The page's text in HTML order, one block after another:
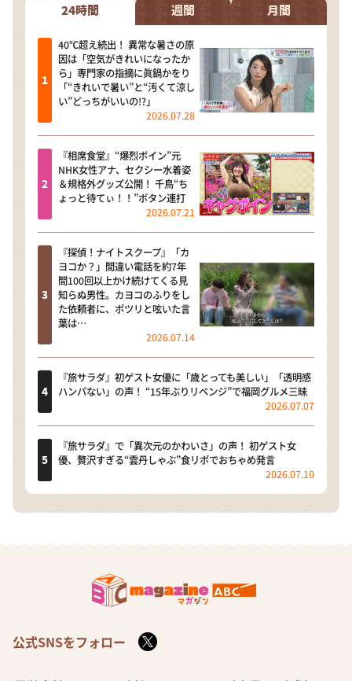
本日はダイアンなり！シーズン２
朝だ！生です旅サラダ
教えて！ニュースライブ 正義のミカタ
ＬＩＦＥ～夢のカタチ～
新婚さんいらっしゃい！
ポツンと一軒家
ザキ山小屋本館
ぺこぱのまるスポ
24時間 週間 月間
40℃超え続出！ 異常な暑さの原
因は「空気がきれいになったか
ら」専門家の指摘に眞鍋かをり
「“きれいで暑い”と“汚くて涼し
い”どっちがいいの!?」
2026.07.28
『相席食堂』“爆烈ボイン”元
NHK女性アナ、セクシー水着姿
＆規格外グッズ公開！ 千鳥“ち
ょっと待てぃ！！”ボタン連打
2026.07.21
『探偵！ナイトスクープ』「カ
ヨコか？」間違い電話を約7年
間100回以上かけ続けてくる見
知らぬ男性。カヨコのふりをし
た依頼者に、ポツリと呟いた言
葉は…
2026.07.14
『旅サラダ』初ゲスト女優に「歳とっても美しい」「透明感
ハンパない」の声！ “15年ぶりリベンジ”で福岡グルメ三昧
2026.07.07
『旅サラダ』で「異次元のかわいさ」の声！ 初ゲスト女
優、贅沢すぎる“雲丹しゃぶ”食リポでおちゃめ発言
2026.07.10
公式SNSをフォロー